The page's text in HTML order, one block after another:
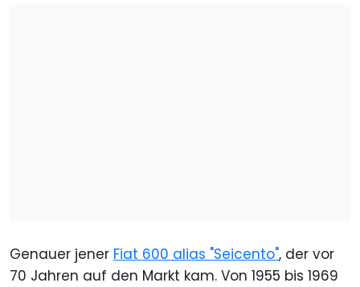
Genauer jener Fiat 600 alias "Seicento", der vor
70 Jahren auf den Markt kam. Von 1955 bis 1969